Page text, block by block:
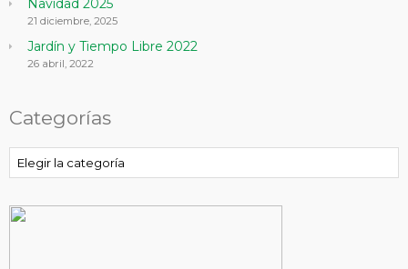
Navidad 2025
21 diciembre, 2025
Jardín y Tiempo Libre 2022
26 abril, 2022
Categorías
Categorías